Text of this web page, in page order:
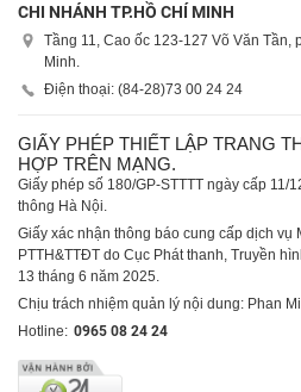
CHI NHÁNH TP.HỒ CHÍ MINH
Tầng 11, Cao ốc 123-127 Võ Văn Tần,
Minh.
Điện thoại: (84-28)73 00 24 24
GIẤY PHÉP THIẾT LẬP TRANG
HỢP TRÊN MẠNG.
Giấy phép số 180/GP-STTTT ngày cấp 11/
thông Hà Nội.
Giấy xác nhận thông báo cung cấp dịch vụ
PTTH&TTĐT do Cục Phát thanh, Truyền
13 tháng 6 năm 2025.
Chịu trách nhiệm quản lý nội dung: Phan
Hotline: 0965 08 24 24